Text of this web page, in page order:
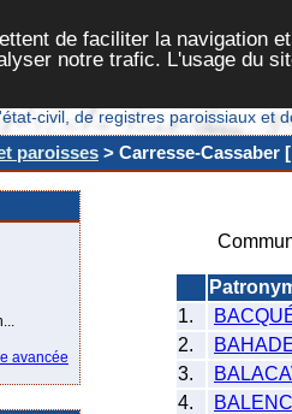
de faciliter la navigation
notre trafic. L'usage du
civil, de registres paroissiaux et
paroisses > Carresse-Cassaber
avancée
1.
2.
3.
4.